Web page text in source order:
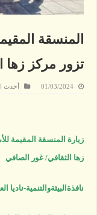
المنسقة
تزور مركز زها
01/03/2024 أحدث
زيارة المنسقة المقيمة
زها الثقافي/ غور الصافي
نافذةالبيئةوالتنمية-ناديا